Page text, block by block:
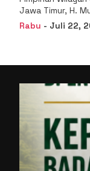
Jawa Timur, H.
menyampaikan
Rabu - Juli 22,